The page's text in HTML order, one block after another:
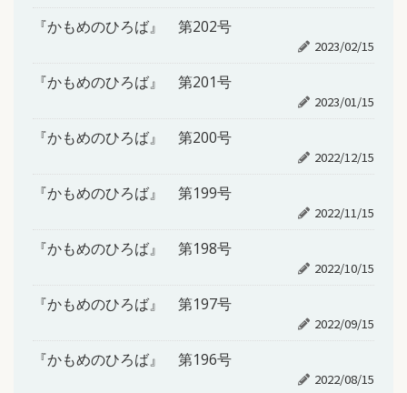
『かもめのひろば』 第202号
2023/02/15
『かもめのひろば』 第201号
2023/01/15
『かもめのひろば』 第200号
2022/12/15
『かもめのひろば』 第199号
2022/11/15
『かもめのひろば』 第198号
2022/10/15
『かもめのひろば』 第197号
2022/09/15
『かもめのひろば』 第196号
2022/08/15